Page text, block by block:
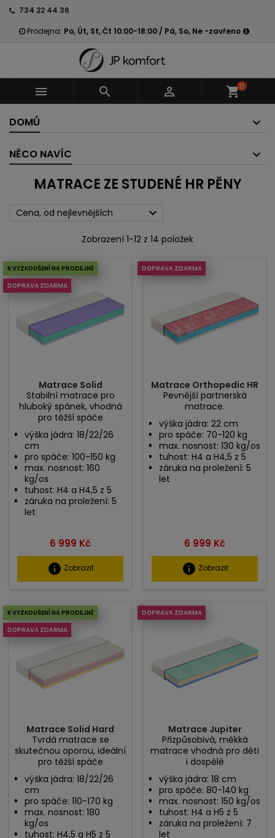
734 22 44 36
Prodejna: Po, Út, St, Čt 10:00-18:00 / Pá, So, Ne -zavřeno
   shopping_cart0
DOMŮ
NĚCO NAVÍC
MATRACE ZE STUDENÉ HR PĚNY
Cena, od nejlevnějších 
Zobrazení 1-12 z 14 položek
K VYZKOUŠENÍ NA PRODEJNĚ
DOPRAVA ZDARMA
Matrace Solid
Stabilní matrace pro
hluboký spánek, vhodná
pro těžší spáče
výška jádra: 18/22/26
cm
pro spáče: 100-150 kg
max. nosnost: 160
kg/os
tuhost: H4 a H4,5 z 5
záruka na proležení: 5
let
Cena
6 999 Kč
info Zobrazit
DOPRAVA ZDARMA
Matrace Orthopedic HR
Pevnější partnerská
matrace.
výška jádra: 22 cm
pro spáče: 70-120 kg
max. nosnost: 130 kg/os
tuhost: H4 a H4,5 z 5
záruka na proležení: 5
let
Cena
6 999 Kč
info Zobrazit
K VYZKOUŠENÍ NA PRODEJNĚ
DOPRAVA ZDARMA
Matrace Solid Hard
Tvrdá matrace se
skutečnou oporou, ideální
pro těžší spáče
výška jádra: 18/22/26
cm
pro spáče: 110-170 kg
max. nosnost: 180
kg/os
tuhost: H4,5 a H5 z 5
DOPRAVA ZDARMA
Matrace Jupiter
Přizpůsobivá, měkká
matrace vhodná pro děti
i dospělé
výška jádra: 18 cm
pro spáče: 80-140 kg
max. nosnost: 150 kg/os
tuhost: H4 a H5 z 5
záruka na proležení: 7
let